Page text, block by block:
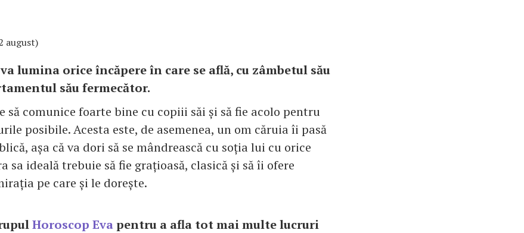
august)
lumina orice încăpere în care se află, cu zâmbetul său
său fermecător.
să comunice foarte bine cu copiii săi și să fie acolo pentru
posibile. Acesta este, de asemenea, un om căruia îi pasă
așa că va dori să se mândrească cu soția lui cu orice
sa ideală trebuie să fie grațioasă, clasică și să îi ofere
pe care și le dorește.
Horoscop Evapentru a afla tot mai multe lucruri